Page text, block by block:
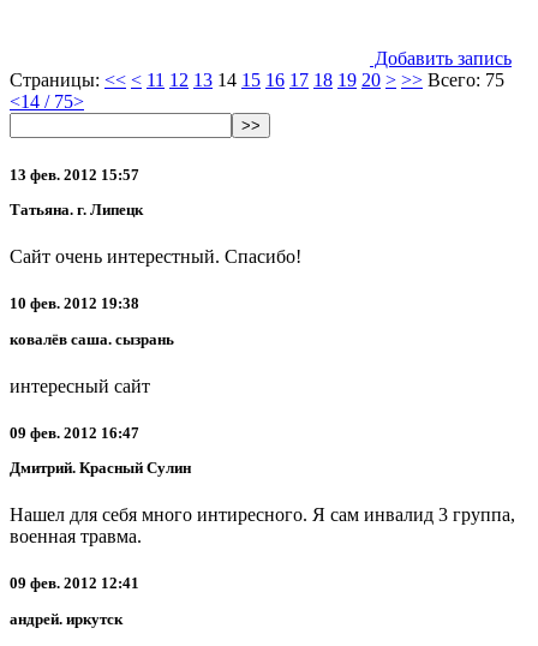
Добавить запись
Страницы: << < 11 12 13 14 15 16 17 18 19 20 > >> Всего: 75
<14 / 75>
>>
13 фев. 2012 15:57
Татьяна. г. Липецк
Сайт очень интерестный. Спасибо!
10 фев. 2012 19:38
ковалёв саша. сызрань
интересный сайт
09 фев. 2012 16:47
Дмитрий. Красный Сулин
Нашел для себя много интиресного. Я сам инвалид 3 группа,
военная травма.
09 фев. 2012 12:41
андрей. иркутск